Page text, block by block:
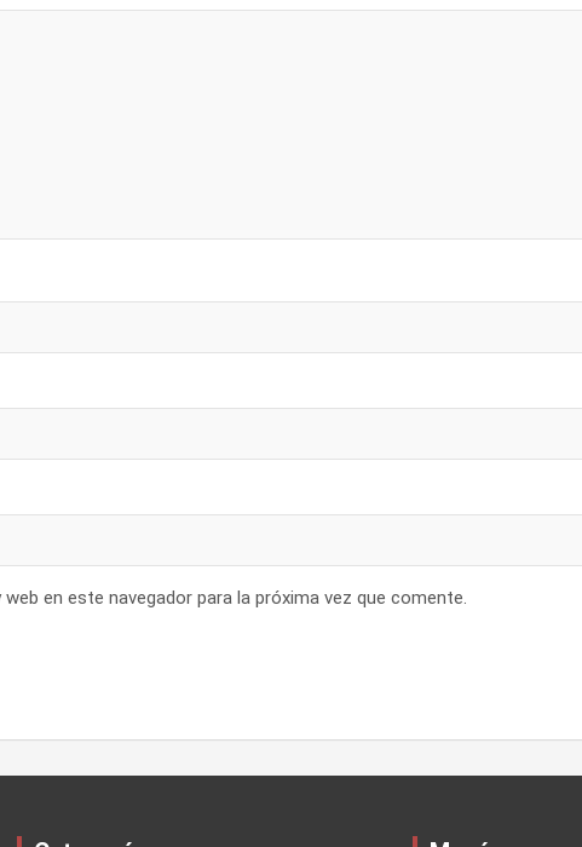
en este navegador para la próxima vez que comente.